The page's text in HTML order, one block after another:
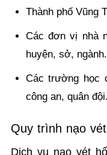
Thành phố Vũng
Các đơn vị nhà
huyện, sở, ngành.
Các trường học
công an, quân đội.
Quy trình nạo
Dịch vụ nạo vét